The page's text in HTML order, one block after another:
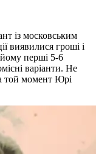
із московським
виявилися гроші і
перші 5-6
варіанти. Не
той момент Юрі